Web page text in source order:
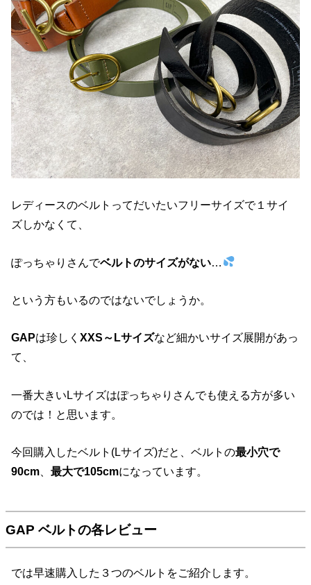
レディースのベルトってだいたいフリーサイズで１サイ
ズしかなくて、
ぽっちゃりさんでベルトのサイズがない…
という方もいるのではないでしょうか。
GAPは珍しくXXS～Lサイズなど細かいサイズ展開があっ
て、
一番大きいLサイズはぽっちゃりさんでも使える方が多い
のでは！と思います。
今回購入したベルト(Lサイズ)だと、ベルトの最小穴で
90cm 、最大で105cmになっています。
GAP ベルトの各レビュー
では早速購入した３つのベルトをご紹介します。